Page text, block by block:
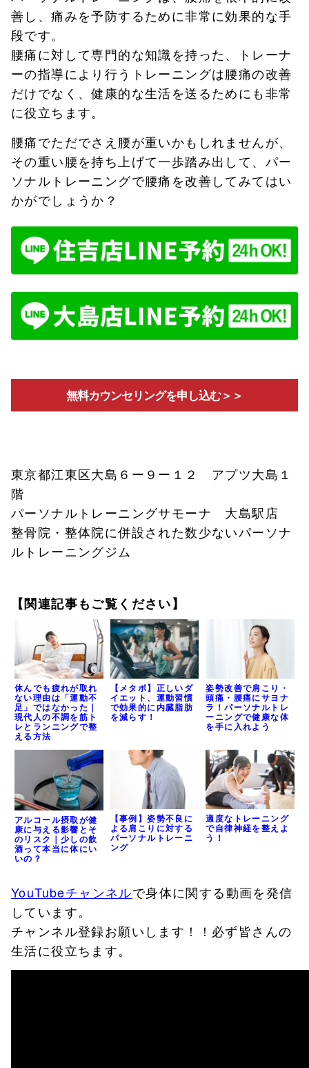
善し、痛みを予防するために非常に効果的な手
段です。
腰痛に対して専門的な知識を持った、トレーナ
ーの指導により行うトレーニングは腰痛の改善
だけでなく、健康的な生活を送るためにも非常
に役立ちます。
腰痛でただでさえ腰が重いかもしれませんが、
その重い腰を持ち上げて一歩踏み出して、パー
ソナルトレーニングで腰痛を改善してみてはい
かがでしょうか？
無料カウンセリングを申し込む＞＞
東京都江東区大島６ー９ー１２ アプツ大島１
階
パーソナルトレーニングサモーナ 大島駅店
整骨院・整体院に併設された数少ないパーソナ
ルトレーニングジム
【関連記事もご覧ください】
休んでも疲れが取れ
ない理由は「運動不
足」ではなかった｜
現代人の不調を筋ト
レとランニングで整
える方法
【メタボ】正しいダ
イエット、運動習慣
で効果的に内臓脂肪
を減らす！
姿勢改善で肩こり・
頭痛・腰痛にサヨナ
ラ！パーソナルトレ
ーニングで健康な体
を手に入れよう
アルコール摂取が健
康に与える影響とそ
のリスク｜少しの飲
酒って本当に体にい
いの？
【事例】姿勢不良に
よる肩こりに対する
パーソナルトレーニ
ング
適度なトレーニング
で自律神経を整えよ
う！
YouTubeチャンネルで身体に関する動画を発信
しています。
チャンネル登録お願いします！！必ず皆さんの
生活に役立ちます。